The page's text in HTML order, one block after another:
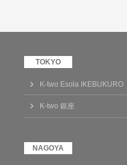
K-two Esola IKEBUKURO
K-two 銀座